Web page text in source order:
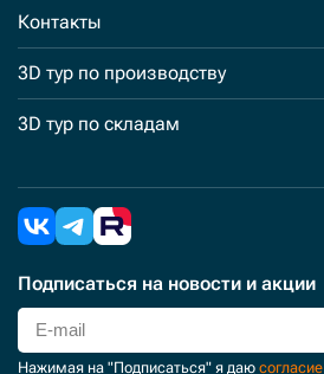
Контакты
3D тур по производству
3D тур по складам
Подписаться на новости и акции
Нажимая на "Подписаться" я даю согласие